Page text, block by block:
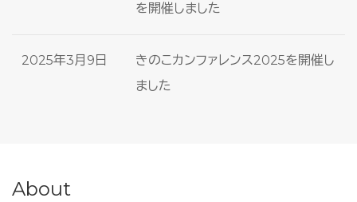
を開催しました
2025年3月9日
きのこカンファレンス2025を開催し
ました
About